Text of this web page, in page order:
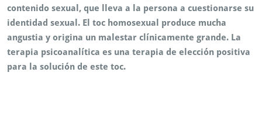
contenido sexual, que lleva a la persona a cuestionarse su
identidad sexual. El toc homosexual produce mucha
angustia y origina un malestar clínicamente grande. La
terapia psicoanalítica es una terapia de elección positiva
para la solución de este toc.